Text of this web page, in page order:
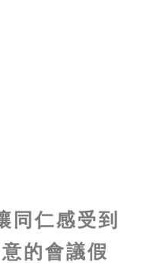
同仁感受到
的會議假